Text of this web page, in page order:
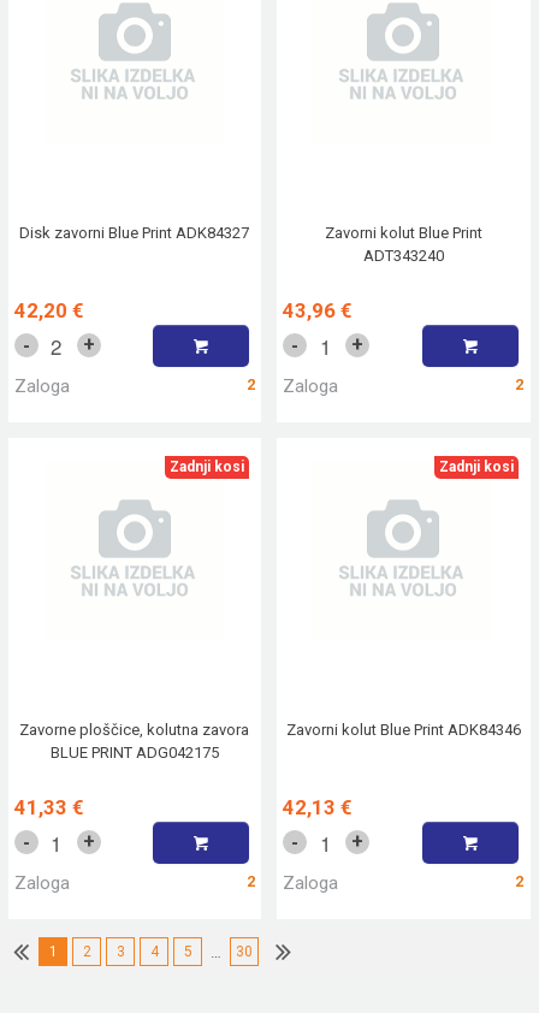
Disk zavorni Blue Print ADK84327
42,20 €
- +
Zaloga 2
Zavorni kolut Blue Print
ADT343240
43,96 €
- +
Zaloga 2
Zadnji kosi
Zavorne ploščice, kolutna zavora
BLUE PRINT ADG042175
41,33 €
- +
Zaloga 2
Zadnji kosi
Zavorni kolut Blue Print ADK84346
42,13 €
- +
Zaloga 2
1 2 3 4 5 30